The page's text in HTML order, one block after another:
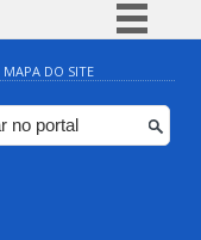
Simplifique!
BR
Participe
MAPA DO SITE